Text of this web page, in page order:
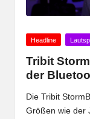
Posted
Headline
Tribit
der
Die Tribit
Größen wie der